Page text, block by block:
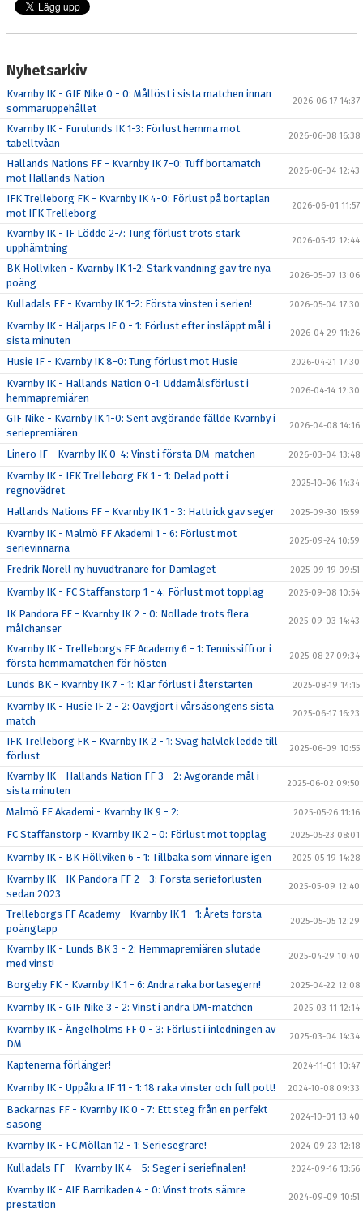
Nyhetsarkiv
Kvarnby IK - GIF Nike 0 - 0: Mållöst i sista matchen innan
sommaruppehållet
2026-06-17 14:37
Kvarnby IK - Furulunds IK 1-3: Förlust hemma mot
tabelltvåan
2026-06-08 16:38
Hallands Nations FF - Kvarnby IK 7-0: Tuff bortamatch
mot Hallands Nation
2026-06-04 12:43
IFK Trelleborg FK - Kvarnby IK 4-0: Förlust på bortaplan
mot IFK Trelleborg
2026-06-01 11:57
Kvarnby IK - IF Lödde 2-7: Tung förlust trots stark
upphämtning
2026-05-12 12:44
BK Höllviken - Kvarnby IK 1-2: Stark vändning gav tre nya
poäng
2026-05-07 13:06
Kulladals FF - Kvarnby IK 1-2: Första vinsten i serien! 2026-05-04 17:30
Kvarnby IK - Häljarps IF 0 - 1: Förlust efter insläppt mål i
sista minuten
2026-04-29 11:26
Husie IF - Kvarnby IK 8-0: Tung förlust mot Husie 2026-04-21 17:30
Kvarnby IK - Hallands Nation 0-1: Uddamålsförlust i
hemmapremiären
2026-04-14 12:30
GIF Nike - Kvarnby IK 1-0: Sent avgörande fällde Kvarnby i
seriepremiären
2026-04-08 14:16
Linero IF - Kvarnby IK 0-4: Vinst i första DM-matchen 2026-03-04 13:48
Kvarnby IK - IFK Trelleborg FK 1 - 1: Delad pott i
regnovädret
2025-10-06 14:34
Hallands Nations FF - Kvarnby IK 1 - 3: Hattrick gav seger 2025-09-30 15:59
Kvarnby IK - Malmö FF Akademi 1 - 6: Förlust mot
serievinnarna
2025-09-24 10:59
Fredrik Norell ny huvudtränare för Damlaget 2025-09-19 09:51
Kvarnby IK - FC Staffanstorp 1 - 4: Förlust mot topplag 2025-09-08 10:54
IK Pandora FF - Kvarnby IK 2 - 0: Nollade trots flera
målchanser
2025-09-03 14:43
Kvarnby IK - Trelleborgs FF Academy 6 - 1: Tennissiffror i
första hemmamatchen för hösten
2025-08-27 09:34
Lunds BK - Kvarnby IK 7 - 1: Klar förlust i återstarten 2025-08-19 14:15
Kvarnby IK - Husie IF 2 - 2: Oavgjort i vårsäsongens sista
match
2025-06-17 16:23
IFK Trelleborg FK - Kvarnby IK 2 - 1: Svag halvlek ledde till
förlust
2025-06-09 10:55
Kvarnby IK - Hallands Nation FF 3 - 2: Avgörande mål i
sista minuten
2025-06-02 09:50
Malmö FF Akademi - Kvarnby IK 9 - 2: 2025-05-26 11:16
FC Staffanstorp - Kvarnby IK 2 - 0: Förlust mot topplag 2025-05-23 08:01
Kvarnby IK - BK Höllviken 6 - 1: Tillbaka som vinnare igen 2025-05-19 14:28
Kvarnby IK - IK Pandora FF 2 - 3: Första serieförlusten
sedan 2023
2025-05-09 12:40
Trelleborgs FF Academy - Kvarnby IK 1 - 1: Årets första
poängtapp
2025-05-05 12:29
Kvarnby IK - Lunds BK 3 - 2: Hemmapremiären slutade
med vinst!
2025-04-29 10:40
Borgeby FK - Kvarnby IK 1 - 6: Andra raka bortasegern! 2025-04-22 12:08
Kvarnby IK - GIF Nike 3 - 2: Vinst i andra DM-matchen 2025-03-11 12:14
Kvarnby IK - Ängelholms FF 0 - 3: Förlust i inledningen av
DM
2025-03-04 14:34
Kaptenerna förlänger! 2024-11-01 10:47
Kvarnby IK - Uppåkra IF 11 - 1: 18 raka vinster och full pott! 2024-10-08 09:33
Backarnas FF - Kvarnby IK 0 - 7: Ett steg från en perfekt
säsong
2024-10-01 13:40
Kvarnby IK - FC Möllan 12 - 1: Seriesegrare! 2024-09-23 12:18
Kulladals FF - Kvarnby IK 4 - 5: Seger i seriefinalen! 2024-09-16 13:56
Kvarnby IK - AIF Barrikaden 4 - 0: Vinst trots sämre
prestation
2024-09-09 10:51